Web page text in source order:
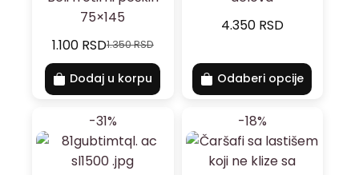
75×145
1.350RSD
1.100 RSD
Dodaj u korpu
4.350 RSD
Odaberi opcije
-31% -18%